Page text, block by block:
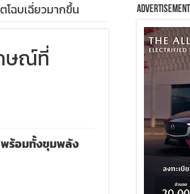
ฉบเฉี่ยวมากขึ้น
ษณ์ที่
พร้อมทั้งขุมพลัง
Advertisement